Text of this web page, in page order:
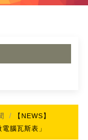
【NEWS】
腦瓦斯表」